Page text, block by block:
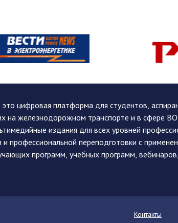
цифровая платформа для студентов,
на железнодорожном транспорте и в сфере
издания для всех уровней
профессиональной переподготовки с
программ, учебных программ,
Контакты